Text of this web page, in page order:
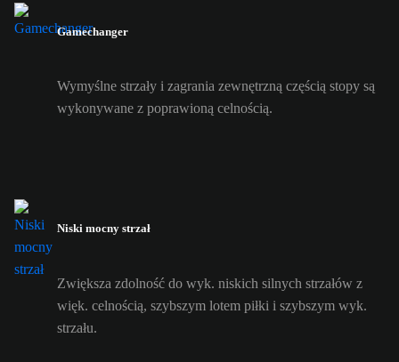
Gamechanger
Wymyślne strzały i zagrania zewnętrzną częścią stopy są
wykonywane z poprawioną celnością.
Niski mocny strzał
Zwiększa zdolność do wyk. niskich silnych strzałów z
więk. celnością, szybszym lotem piłki i szybszym wyk.
strzału.